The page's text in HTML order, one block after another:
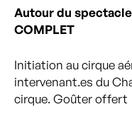
Autour du
COMPLET
Initiation au cirque
intervenant.es du
cirque. Goûter offert